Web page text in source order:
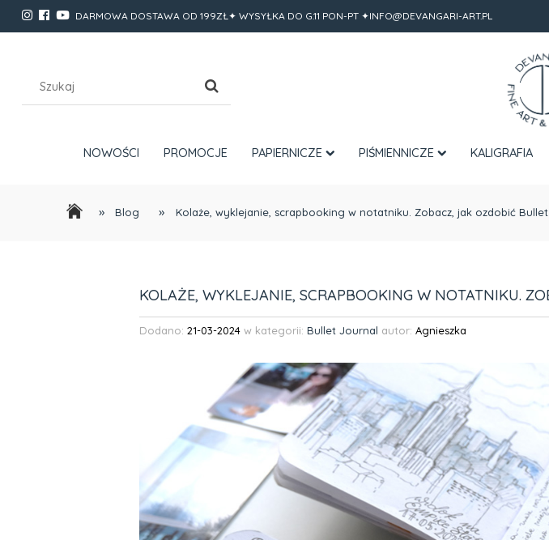
DARMOWA DOSTAWA OD 199ZŁ✦ WYSYŁKA DO G.11 PON-PT ✦INFO@DEVANGARI-ART.PL
NOWOŚCI PROMOCJE PAPIERNICZE PIŚMIENNICZE KALIGRAFIA
» Blog » Kolaże, wyklejanie, scrapbooking w notatniku. Zobacz, jak ozdobić
KOLAŻE, WYKLEJANIE, SCRAPBOOKING W NOTATNIKU.
Dodano: 21-03-2024 w kategorii: Bullet Journal autor: Agnieszka